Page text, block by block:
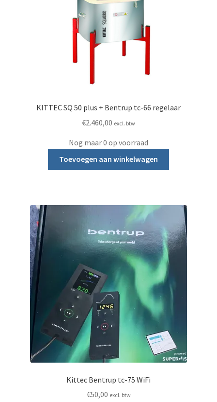
KITTEC SQ 50 plus + Bentrup tc-66 regelaar
€2.460,00 excl. btw
Nog maar 0 op voorraad
Toevoegen aan winkelwagen
Kittec Bentrup tc-75 WiFi
€50,00 excl. btw